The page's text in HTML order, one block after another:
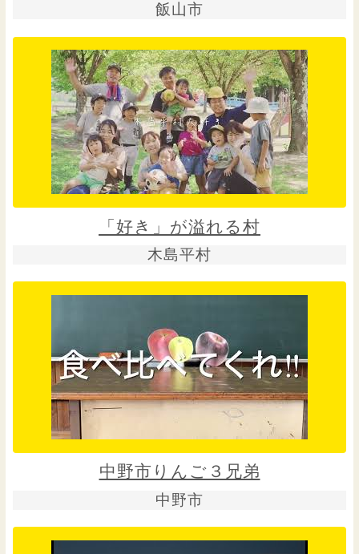
飯山市
「好き」が溢れる村
木島平村
中野市りんご３兄弟
中野市